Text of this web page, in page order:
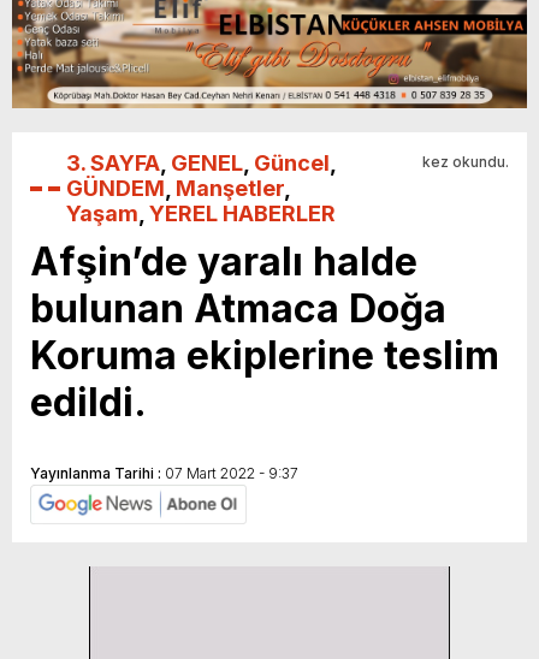
3. SAYFA GENEL Güncel
GÜNDEM Manşetler
Yaşam YEREL HABERLER
kez okundu.
Afşin’de yaralı halde
bulunan Atmaca Doğa
Koruma ekiplerine teslim
edildi.
Yayınlanma Tarihi : 07 Mart 2022 - 9:37